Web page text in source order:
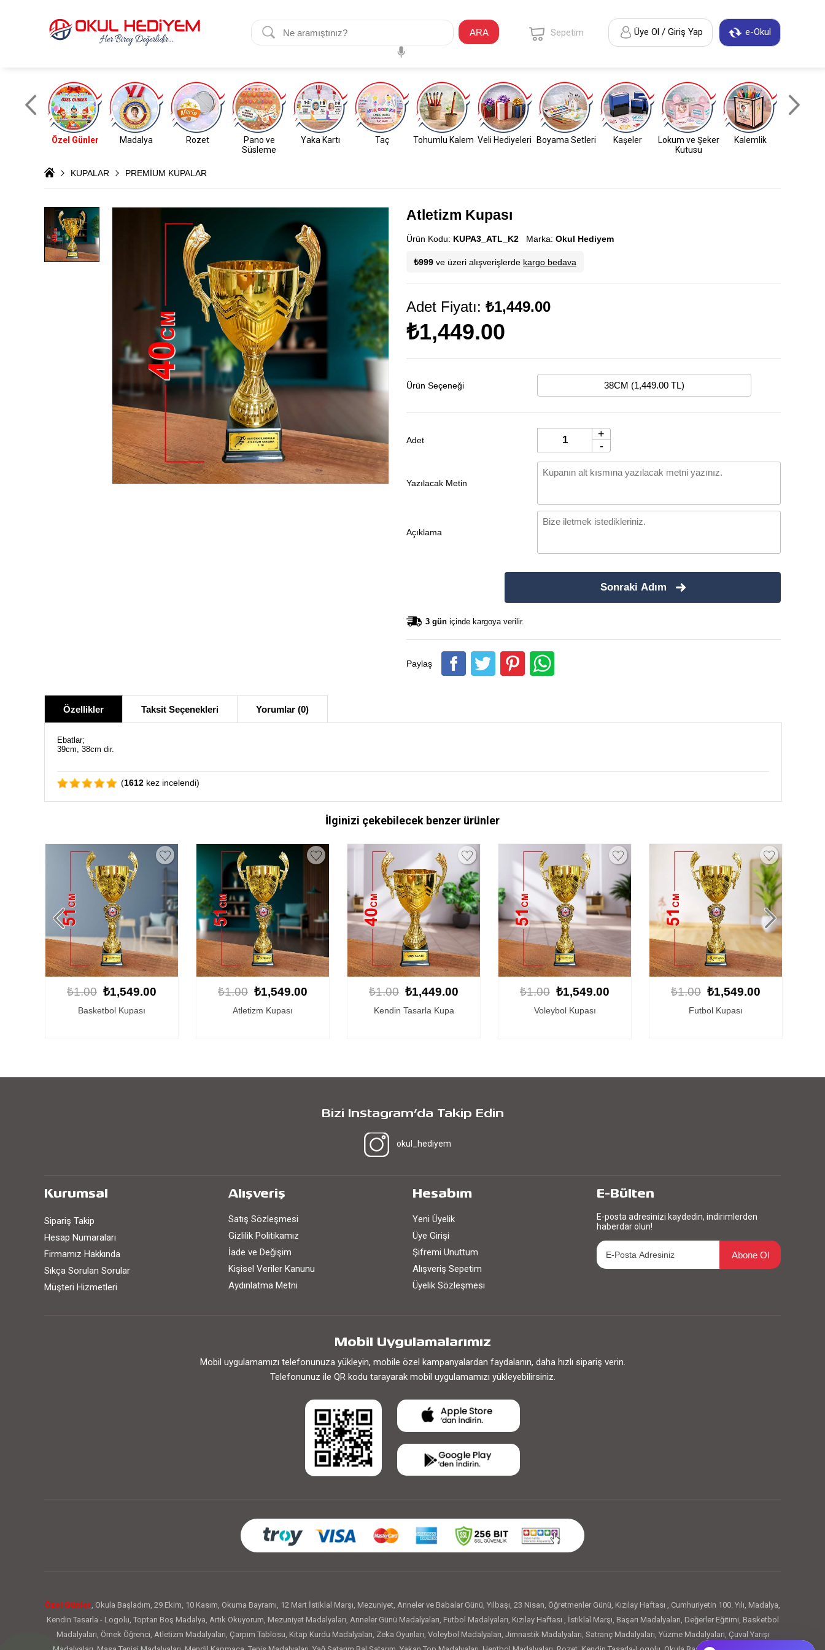
ARA e-Okul
Üye Ol / Giriş Yap
Sepetim
Özel Günler Madalya Rozet
Pano ve
Süsleme
Yaka Kartı Taç Tohumlu Kalem Veli Hediyeleri Boyama Setleri Kaşeler
Lokum ve Şeker
Kutusu
Kalemlik
KUPALAR PREMİUM KUPALAR
Atletizm Kupası
Ürün Kodu: KUPA3_ATL_K2 Marka: Okul Hediyem
₺999 ve üzeri alışverişlerde kargo bedava
Adet Fiyatı: ₺1,449.00
₺1,449.00
Ürün Seçeneği 38CM (1,449.00 TL)
Adet
+
-
Yazılacak Metin
Açıklama
Sonraki Adım
3 gün içinde kargoya verilir.
Paylaş
Özellikler Taksit Seçenekleri Yorumlar (0)
Ebatlar;
39cm, 38cm dir.
(1612 kez incelendi)
İlginizi çekebilecek benzer ürünler
₺1.00 ₺1,549.00
Atletizm Kupası
₺1.00 ₺1,449.00
Kendin Tasarla Kupa
₺1.00 ₺1,549.00
Voleybol Kupası
₺1.00 ₺1,549.00
Futbol Kupası
₺1.00 ₺1,449.00
Basketbol Kupası
Bizi Instagram’da Takip Edin
okul_hediyem
Kurumsal
Sipariş Takip
Hesap Numaraları
Firmamız Hakkında
Sıkça Sorulan Sorular
Müşteri Hizmetleri
Alışveriş
Satış Sözleşmesi
Gizlilik Politikamız
İade ve Değişim
Kişisel Veriler Kanunu
Aydınlatma Metni
Hesabım
Yeni Üyelik
Üye Girişi
Şifremi Unuttum
Alışveriş Sepetim
Üyelik Sözleşmesi
E-Bülten
E-posta adresinizi kaydedin, indirimlerden
haberdar olun!
Abone Ol
Mobil Uygulamalarımız
Mobil uygulamamızı telefonunuza yükleyin, mobile özel kampanyalardan faydalanın, daha hızlı sipariş verin.
Telefonunuz ile QR kodu tarayarak mobil uygulamamızı yükleyebilirsiniz.
Özel Günler, Okula Başladım, 29 Ekim, 10 Kasım, Okuma Bayramı, 12 Mart İstiklal Marşı, Mezuniyet, Anneler ve Babalar Günü, Yılbaşı, 23 Nisan, Öğretmenler Günü, Kızılay Haftası , Cumhuriyetin 100. Yılı, Madalya,
Kendin Tasarla - Logolu, Toptan Boş Madalya, Artık Okuyorum, Mezuniyet Madalyaları, Anneler Günü Madalyaları, Futbol Madalyaları, Kızılay Haftası , İstiklal Marşı, Başarı Madalyaları, Değerler Eğitimi, Basketbol
Madalyaları, Örnek Öğrenci, Atletizm Madalyaları, Çarpım Tablosu, Kitap Kurdu Madalyaları, Zeka Oyunları, Voleybol Madalyaları, Jimnastik Madalyaları, Satranç Madalyaları, Yüzme Madalyaları, Çuval Yarışı